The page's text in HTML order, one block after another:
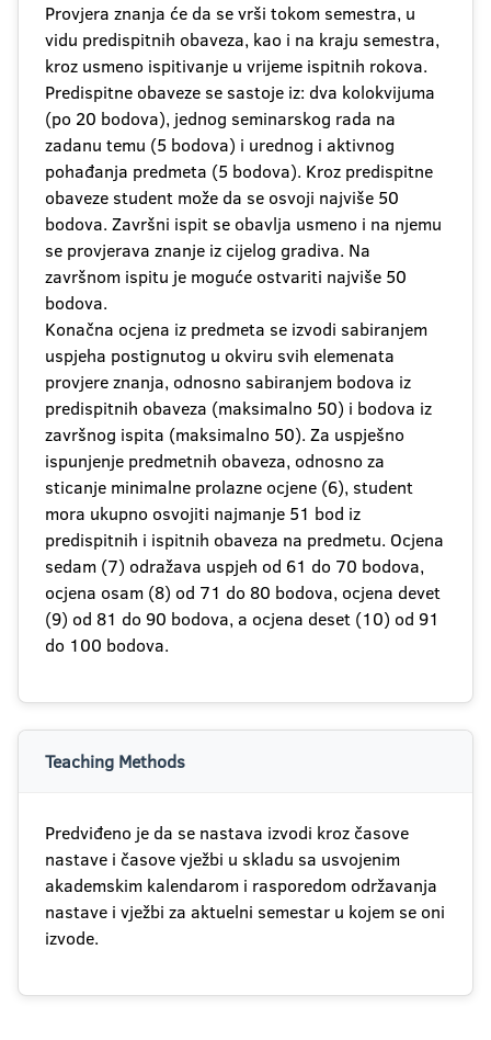
Provjera znanja će da se vrši tokom semestra, u
vidu predispitnih obaveza, kao i na kraju semestra,
kroz usmeno ispitivanje u vrijeme ispitnih rokova.
Predispitne obaveze se sastoje iz: dva kolokvijuma
(po 20 bodova), jednog seminarskog rada na
zadanu temu (5 bodova) i urednog i aktivnog
pohađanja predmeta (5 bodova). Kroz predispitne
obaveze student može da se osvoji najviše 50
bodova. Završni ispit se obavlja usmeno i na njemu
se provjerava znanje iz cijelog gradiva. Na
završnom ispitu je moguće ostvariti najviše 50
bodova.
Konačna ocjena iz predmeta se izvodi sabiranjem
uspjeha postignutog u okviru svih elemenata
provjere znanja, odnosno sabiranjem bodova iz
predispitnih obaveza (maksimalno 50) i bodova iz
završnog ispita (maksimalno 50). Za uspješno
ispunjenje predmetnih obaveza, odnosno za
sticanje minimalne prolazne ocjene (6), student
mora ukupno osvojiti najmanje 51 bod iz
predispitnih i ispitnih obaveza na predmetu. Ocjena
sedam (7) odražava uspjeh od 61 do 70 bodova,
ocjena osam (8) od 71 do 80 bodova, ocjena devet
(9) od 81 do 90 bodova, a ocjena deset (10) od 91
do 100 bodova.
Teaching Methods
Predviđeno je da se nastava izvodi kroz časove
nastave i časove vježbi u skladu sa usvojenim
akademskim kalendarom i rasporedom održavanja
nastave i vježbi za aktuelni semestar u kojem se oni
izvode.